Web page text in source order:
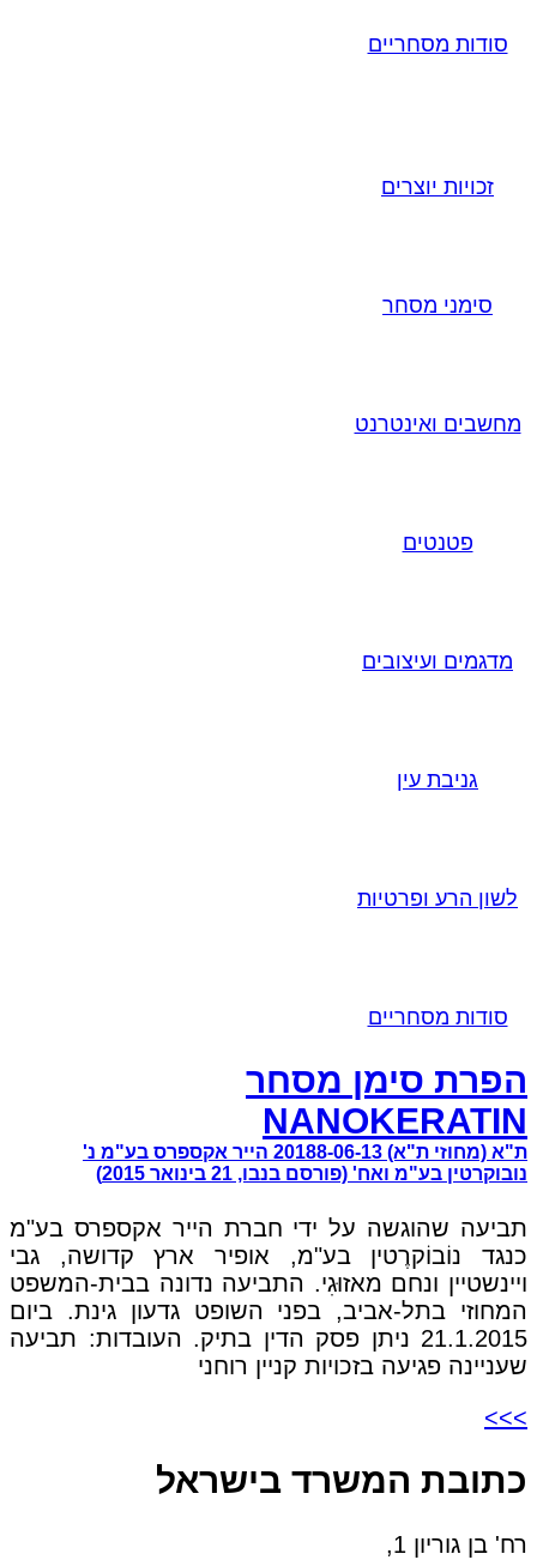
סודות מסחריים
זכויות יוצרים
סימני מסחר
מחשבים ואינטרנט
פטנטים
מדגמים ועיצובים
גניבת עין
לשון הרע ופרטיות
סודות מסחריים
הפרת סימן מסחר
NANOKERATIN
ת"א (מחוזי ת"א) 20188-06-13 הייר אקספרס בע"מ נ'
נובוקרטין בע"מ ואח' (פורסם בנבו, 21 בינואר 2015)
תביעה שהוגשה על ידי חברת הייר אקספרס בע"מ
כנגד נוֹבוֹקרֶטין בע"מ, אופיר ארץ קדושה, גבי
ויינשטיין ונחם מאזוּגִי. התביעה נדונה בבית-המשפט
המחוזי בתל-אביב, בפני השופט גדעון גינת. ביום
21.1.2015 ניתן פסק הדין בתיק. העובדות: תביעה
שעניינה פגיעה בזכויות קניין רוחני
>>>
כתובת המשרד בישראל
רח' בן גוריון 1,